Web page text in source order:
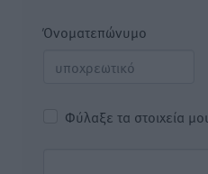
Όνοματεπώνυμο
Φύλαξε τα στοιχεία